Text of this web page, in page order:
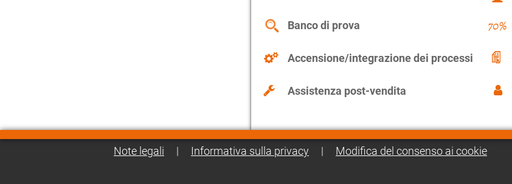
Banco di prova
Accensione/integrazione dei processi
Assistenza post-vendita
Note legali | Informativa sulla privacy | Modifica del consenso ai cookie